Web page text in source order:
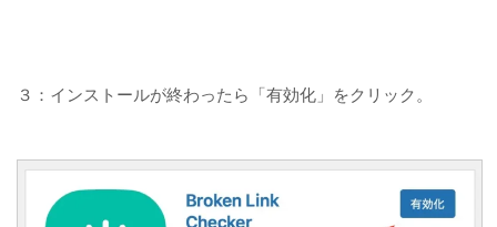
３：インストールが終わったら「有効化」をクリック。